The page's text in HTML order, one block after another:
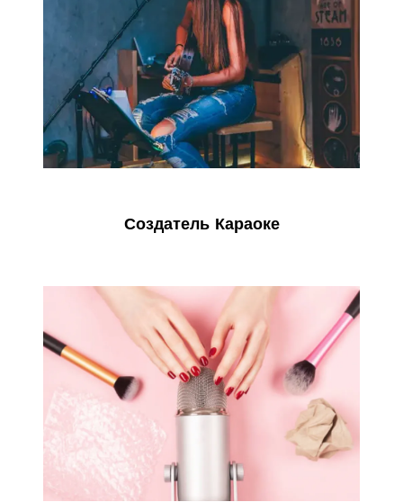
Создатель Караоке